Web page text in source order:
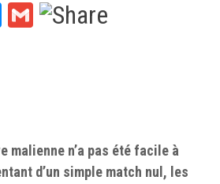
Messenger
Gmail
malienne n’a pas été facile à
d’un simple match nul, les